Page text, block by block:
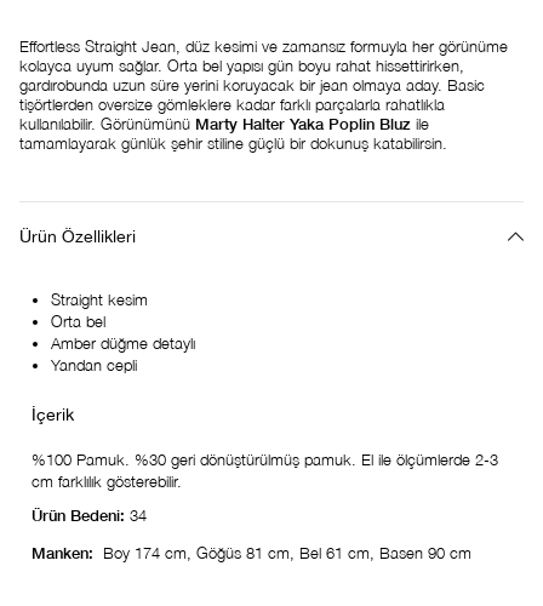
Effortless Straight Jean, düz kesimi ve zamansız formuyla her görünüme
kolayca uyum sağlar. Orta bel yapısı gün boyu rahat hissettirirken,
gardırobunda uzun süre yerini koruyacak bir jean olmaya aday. Basic
tişörtlerden oversize gömleklere kadar farklı parçalarla rahatlıkla
kullanılabilir. Görünümünü Marty Halter Yaka Poplin Bluz ile
tamamlayarak günlük şehir stiline güçlü bir dokunuş katabilirsin.
Ürün Özellikleri
Straight kesim
Orta bel
Amber düğme detaylı
Yandan cepli
%100 Pamuk. %30 geri dönüştürülmüş pamuk. El ile ölçümlerde 2-3
cm farklılık gösterebilir.
Ürün Bedeni: 34
Manken:
Boy 174 cm, Göğüs 81 cm, Bel 61 cm, Basen 90 cm